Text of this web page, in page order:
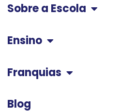
Sobre a Escola
Ensino
Franquias
Blog